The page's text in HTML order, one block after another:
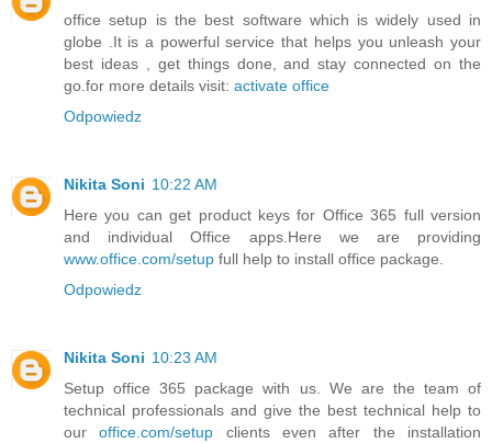
office setup is the best software which is widely used in
globe .It is a powerful service that helps you unleash your
best ideas , get things done, and stay connected on the
go.for more details visit: activate office
Odpowiedz
Nikita Soni 10:22 AM
Here you can get product keys for Office 365 full version
and individual Office apps.Here we are providing
www.office.com/setup full help to install office package.
Odpowiedz
Nikita Soni 10:23 AM
Setup office 365 package with us. We are the team of
technical professionals and give the best technical help to
ouroffice.com/setup clients even after the installation